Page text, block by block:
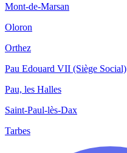
Mont-de-Marsan
Oloron
Orthez
Pau Edouard VII (Siège Social)
Pau, les Halles
Saint-Paul-lès-Dax
Tarbes